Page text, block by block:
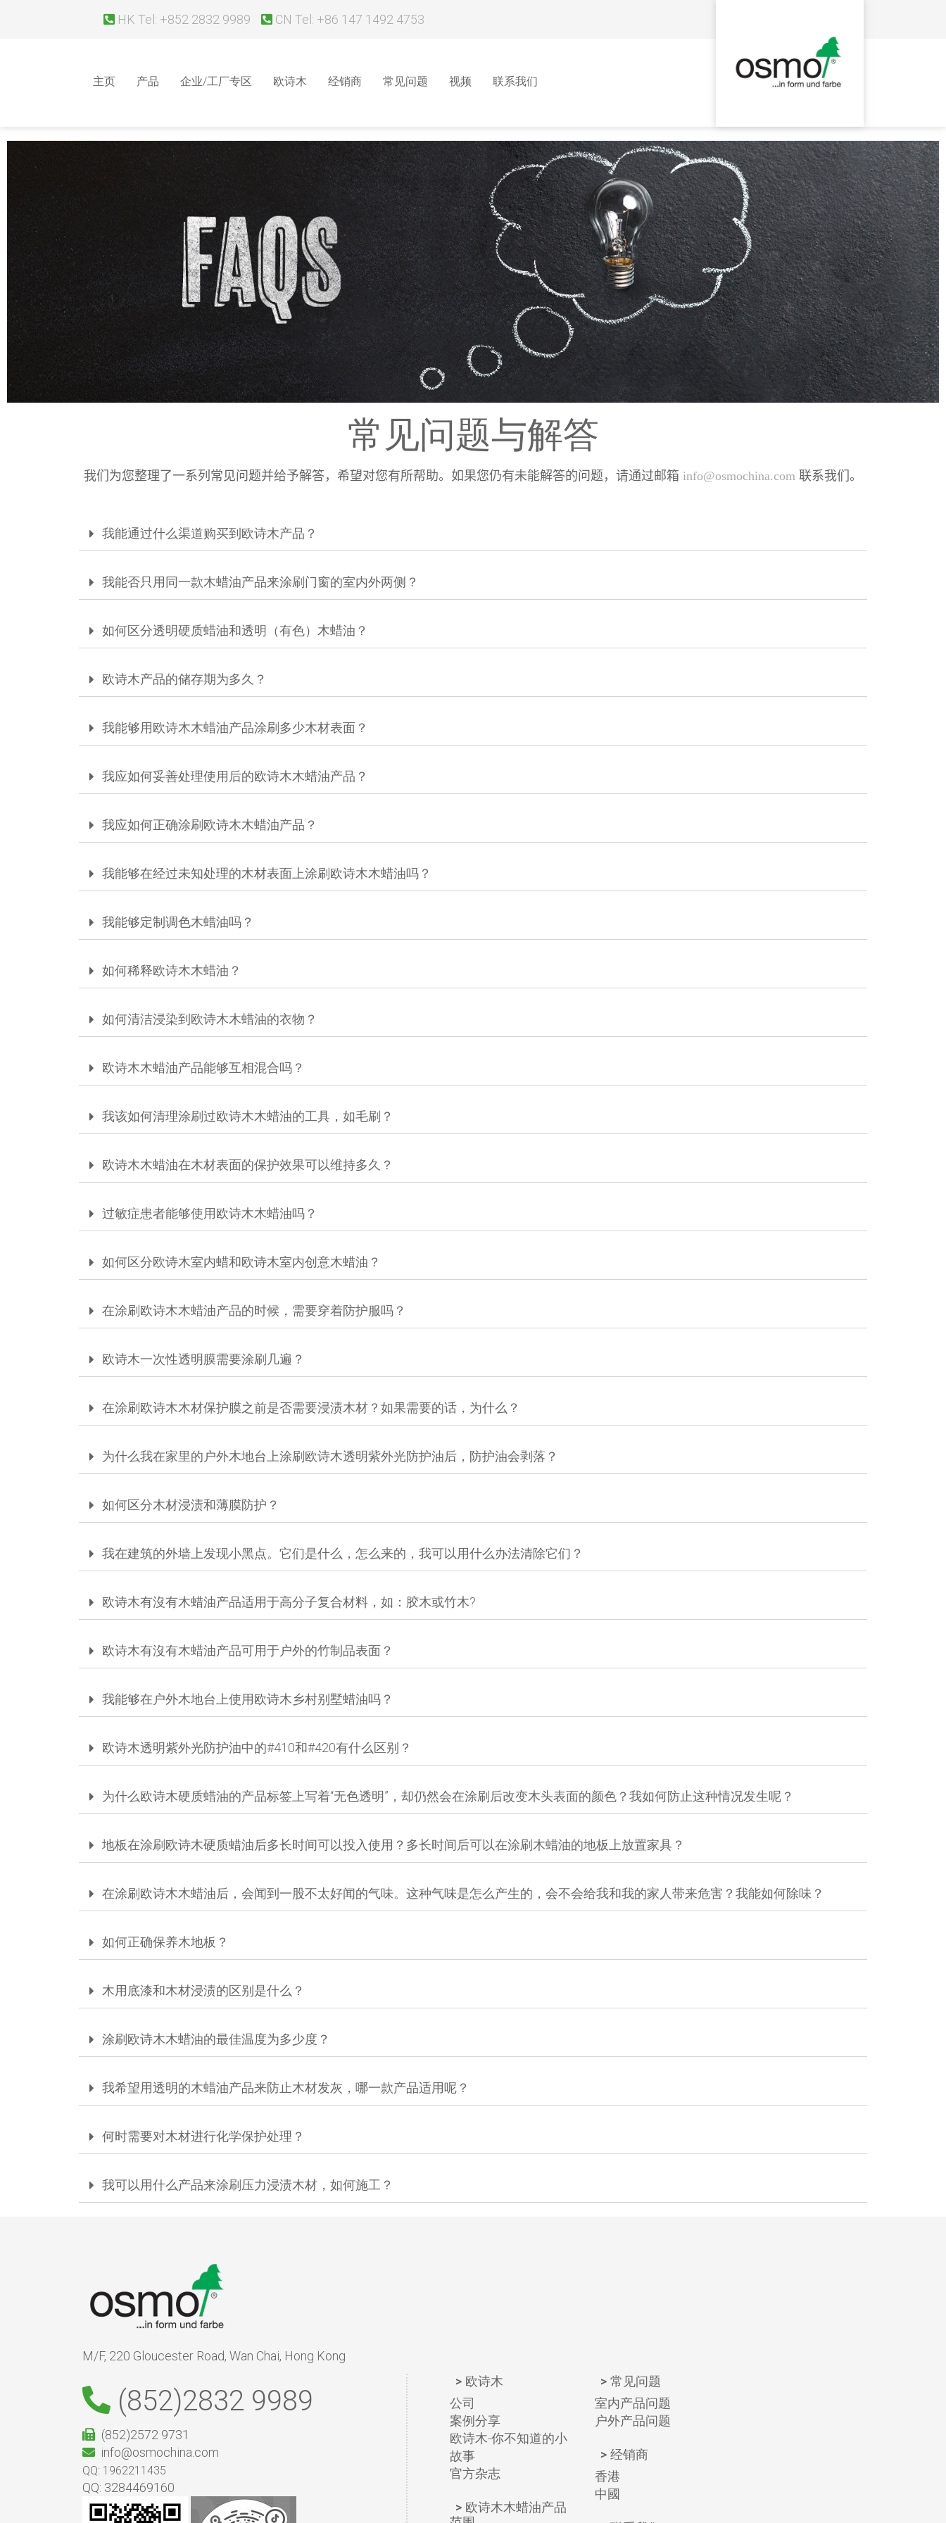
HK Tel: +852 2832 9989 CN Tel: +86 147 1492 4753
主页 产品 企业/工厂专区 欧诗木 经销商 常见问题 视频 联系我们
常见问题与解答
我们为您整理了一系列常见问题并给予解答，希望对您有所帮助。如果您仍有未能解答的问题，请通过邮箱 info@osmochina.com 联系我们。
我能通过什么渠道购买到欧诗木产品？
我能否只用同一款木蜡油产品来涂刷门窗的室内外两侧？
如何区分透明硬质蜡油和透明（有色）木蜡油？
欧诗木产品的储存期为多久？
我能够用欧诗木木蜡油产品涂刷多少木材表面？
我应如何妥善处理使用后的欧诗木木蜡油产品？
我应如何正确涂刷欧诗木木蜡油产品？
我能够在经过未知处理的木材表面上涂刷欧诗木木蜡油吗？
我能够定制调色木蜡油吗？
如何稀释欧诗木木蜡油？
如何清洁浸染到欧诗木木蜡油的衣物？
欧诗木木蜡油产品能够互相混合吗？
我该如何清理涂刷过欧诗木木蜡油的工具，如毛刷？
欧诗木木蜡油在木材表面的保护效果可以维持多久？
过敏症患者能够使用欧诗木木蜡油吗？
如何区分欧诗木室内蜡和欧诗木室内创意木蜡油？
在涂刷欧诗木木蜡油产品的时候，需要穿着防护服吗？
欧诗木一次性透明膜需要涂刷几遍？
在涂刷欧诗木木材保护膜之前是否需要浸渍木材？如果需要的话，为什么？
为什么我在家里的户外木地台上涂刷欧诗木透明紫外光防护油后，防护油会剥落？
如何区分木材浸渍和薄膜防护？
我在建筑的外墙上发现小黑点。它们是什么，怎么来的，我可以用什么办法清除它们？
欧诗木有沒有木蜡油产品适用于高分子复合材料，如：胶木或竹木?
欧诗木有沒有木蜡油产品可用于户外的竹制品表面？
我能够在户外木地台上使用欧诗木乡村别墅蜡油吗？
欧诗木透明紫外光防护油中的#410和#420有什么区别？
为什么欧诗木硬质蜡油的产品标签上写着“无色透明”，却仍然会在涂刷后改变木头表面的颜色？我如何防止这种情况发生呢？
地板在涂刷欧诗木硬质蜡油后多长时间可以投入使用？多长时间后可以在涂刷木蜡油的地板上放置家具？
在涂刷欧诗木木蜡油后，会闻到一股不太好闻的气味。这种气味是怎么产生的，会不会给我和我的家人带来危害？我能如何除味？
如何正确保养木地板？
木用底漆和木材浸渍的区别是什么？
涂刷欧诗木木蜡油的最佳温度为多少度？
我希望用透明的木蜡油产品来防止木材发灰，哪一款产品适用呢？
何时需要对木材进行化学保护处理？
我可以用什么产品来涂刷压力浸渍木材，如何施工？
M/F, 220 Gloucester Road, Wan Chai, Hong Kong
(852)2832 9989
(852)2572 9731
info@osmochina.com
QQ: 1962211435
QQ: 3284469160
欧诗木
公司
案例分享
欧诗木-你不知道的小
故事
官方杂志
欧诗木木蜡油产品
常见问题
室内产品问题
户外产品问题
经销商
香港
中國